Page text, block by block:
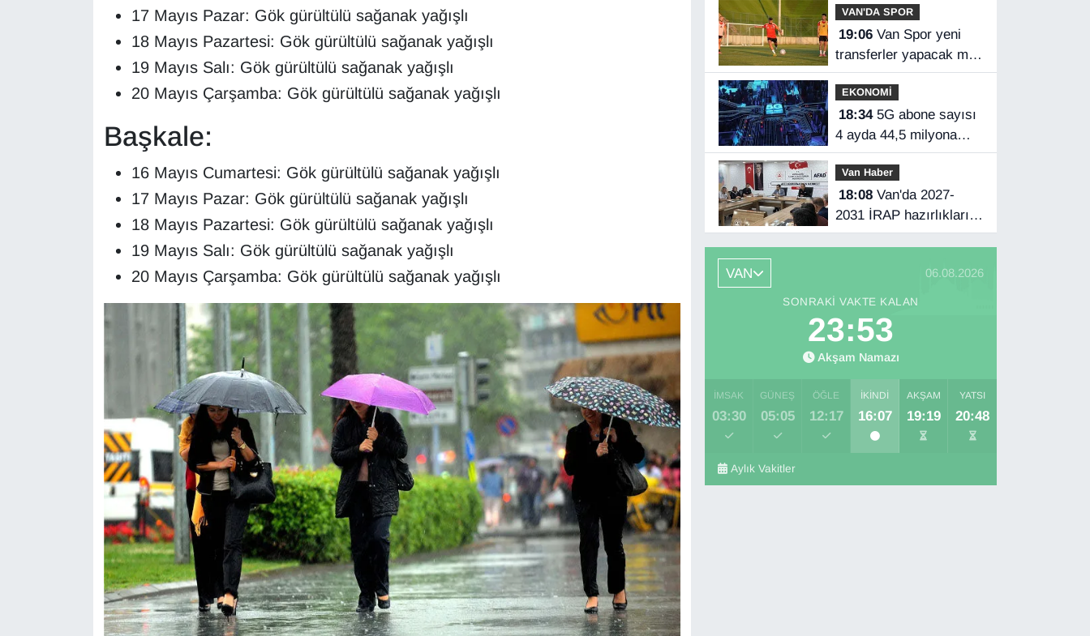
17 Mayıs Pazar: Gök gürültülü sağanak yağışlı
18 Mayıs Pazartesi: Gök gürültülü sağanak yağışlı
19 Mayıs Salı: Gök gürültülü sağanak yağışlı
20 Mayıs Çarşamba: Gök gürültülü sağanak yağışlı
Başkale:
16 Mayıs Cumartesi: Gök gürültülü sağanak yağışlı
17 Mayıs Pazar: Gök gürültülü sağanak yağışlı
18 Mayıs Pazartesi: Gök gürültülü sağanak yağışlı
19 Mayıs Salı: Gök gürültülü sağanak yağışlı
20 Mayıs Çarşamba: Gök gürültülü sağanak yağışlı
VAN'DA SPOR
19:06Van Spor yeni
transferler yapacak mı?
Başkan Özgür İreç İlhan
açıkladı
EKONOMİ
18:345G abone sayısı
4 ayda 44,5 milyona
ulaştı
Van Haber
18:08Van'da 2027-
2031 İRAP hazırlıkları
başladı
VAN 06.08.2026
SONRAKI VAKTE KALAN
23:51
Akşam Namazı
İMSAK
03:30
GÜNEŞ
05:05
ÖĞLE
12:17
İKINDI
16:07
AKŞAM
19:19
YATSI
20:48
Aylık Vakitler
VAN'DA SPOR